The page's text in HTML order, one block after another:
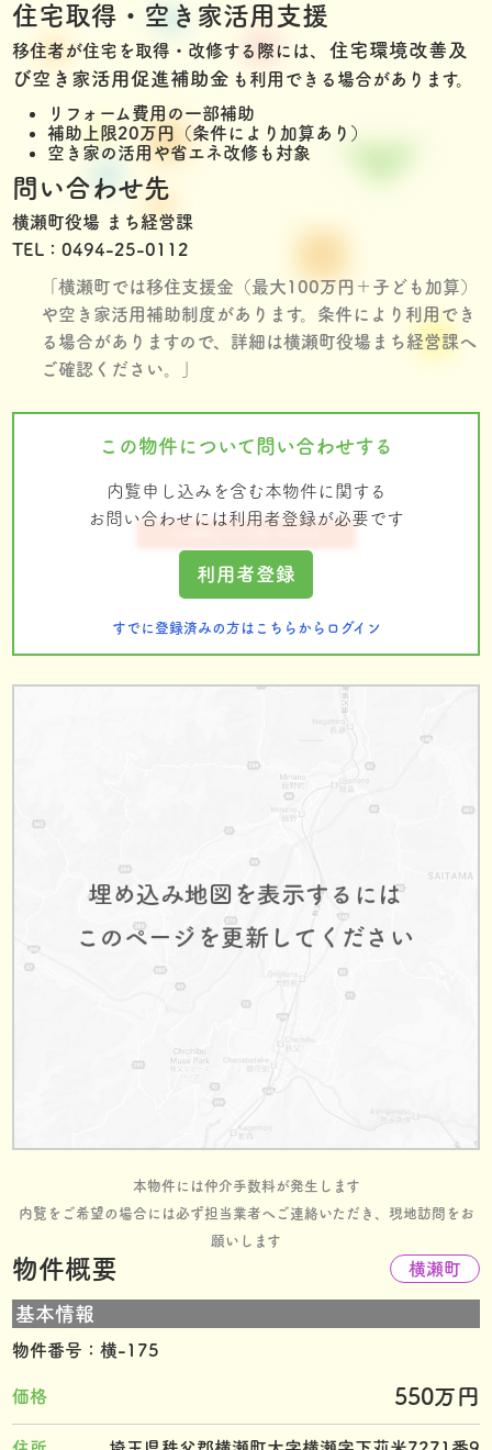
住宅取得・空き家活用支援
移住者が住宅を取得・改修する際には、
住宅環境改善及
び空き家活用促進補助金 も利用できる場合があります。
リフォーム費用の一部補助
補助上限20万円（条件により加算あり）
空き家の活用や省エネ改修も対象
問い合わせ先
横瀬町役場 まち経営課
TEL：0494-25-0112
「横瀬町では移住支援金（最大100万円＋子ども加算）
や空き家活用補助制度があります。条件により利用でき
る場合がありますので、詳細は横瀬町役場まち経営課へ
ご確認ください。」
この物件について問い合わせする
内覧申し込みを含む本物件に関する
お問い合わせには利用者登録が必要です
利用者登録
すでに登録済みの方はこちらからログイン
本物件には仲介手数料が発生します
内覧をご希望の場合には必ず担当業者へご連絡いただき、現地訪問をお
願いします
物件概要 横瀬町
基本情報
物件番号：横-175
価格 550万円